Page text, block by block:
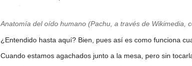
Anatomía del oído humano (Pachu, a través de Wikimedia,
¿Entendido hasta aquí? Bien, pues así es como funciona
Cuando estamos agachados junto a la mesa, pero sin